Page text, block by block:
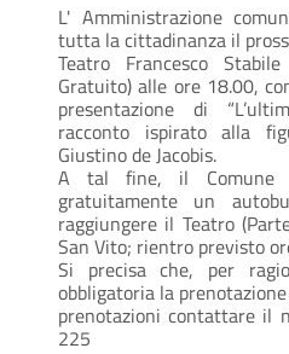
L' Amministrazione
tutta la cittadinanza il
Teatro Francesco
Gratuito) alle ore 18.00,
presentazione di
racconto ispirato alla
Giustino de Jacobis.
A tal fine, il Comune
gratuitamente un
raggiungere il Teatro
San Vito; rientro previsto
Si precisa che, per
obbligatoria la
prenotazioni contattare il
225